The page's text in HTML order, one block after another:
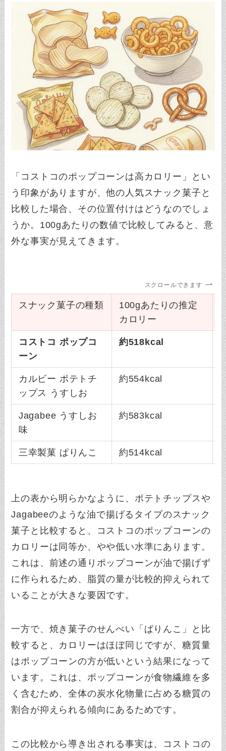
「コストコのポップコーンは高カロリー」とい
う印象がありますが、他の人気スナック菓子と
比較した場合、その位置付けはどうなのでしょ
うか。100gあたりの数値で比較してみると、意
外な事実が見えてきます。
スクロールできます
スナック菓子の種類
100gあたりの推定
カロリー
コストコ ポップコ
ーン
約518kcal
カルビー ポテトチ
ップス うすしお
約554kcal
Jagabee うすしお
味
約583kcal
三幸製菓 ぱりんこ 約514kcal
上の表から明らかなように、ポテトチップスや
Jagabeeのような油で揚げるタイプのスナック
菓子と比較すると、コストコのポップコーンの
カロリーは同等か、やや低い水準にあります。
これは、前述の通りポップコーンが油で揚げず
に作られるため、脂質の量が比較的抑えられて
いることが大きな要因です。
一方で、焼き菓子のせんべい「ぱりんこ」と比
較すると、カロリーはほぼ同じですが、糖質量
はポップコーンの方が低いという結果になって
います。これは、ポップコーンが食物繊維を多
く含むため、全体の炭水化物量に占める糖質の
割合が抑えられる傾向にあるためです。
この比較から導き出される事実は、コストコの